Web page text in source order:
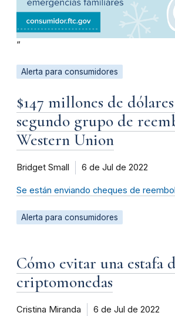
“
Alerta para consumidores
$147 millones de
segundo grupo de
Western Union
Bridget Small 6 de Jul de 2022
Se están enviando cheques de
Alerta para consumidores
Cómo evitar una estafa
criptomonedas
Cristina Miranda 6 de Jul de 2022